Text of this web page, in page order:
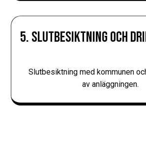
5. SLUTBESIKTNING OCH
Slutbesiktning med kommunen
av anläggningen.